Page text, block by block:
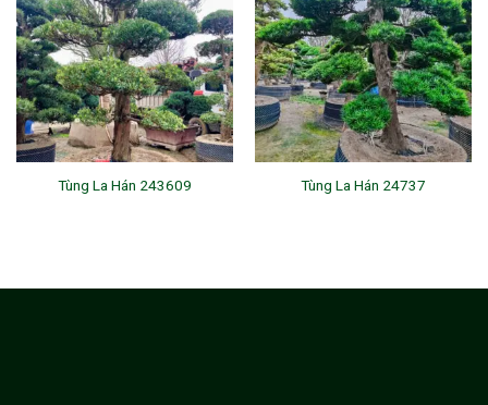
Tùng La Hán 243609 Tùng La Hán 24737